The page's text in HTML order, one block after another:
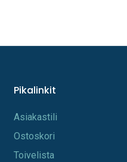
Pikalinkit
A​s​iakastili
Os​toskori
Toi​velista